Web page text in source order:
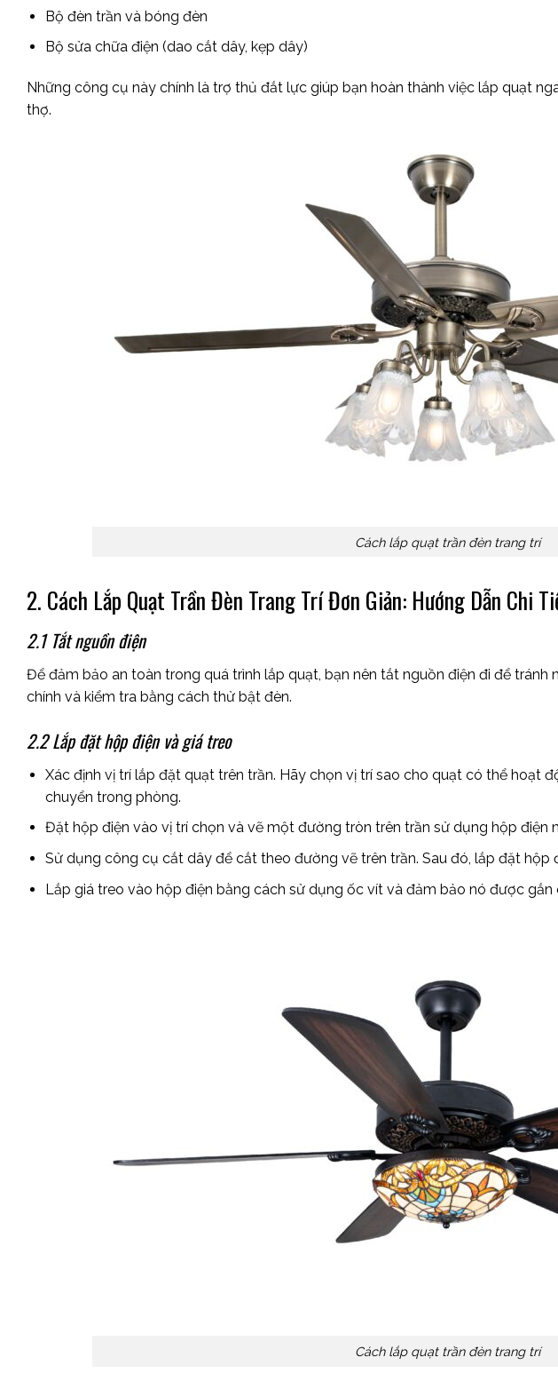
Bộ đèn trần và bóng đèn
Bộ sửa chữa điện (dao cắt dây, kẹp dây)
Những công cụ này chính là trợ thủ đắt lực giúp bạn hoàn thành việc lắp quạt
thợ.
Cách lắp quạt trần đèn trang trí
2. Cách Lắp Quạt Trần Đèn Trang Trí Đơn Giản: Hướng Dẫn Chi
2.1 Tắt nguồn điện
Để đảm bảo an toàn trong quá trình lắp quạt, bạn nên tắt nguồn điện đi để tránh
chính và kiểm tra bằng cách thử bật đèn.
2.2 Lắp đặt hộp điện và giá treo
Xác định vị trí lắp đặt quạt trên trần. Hãy chọn vị trí sao cho quạt có thể hoạt
chuyển trong phòng.
Đặt hộp điện vào vị trí chọn và vẽ một đường tròn trên trần sử dụng hộp điện
Sử dụng công cụ cắt dây để cắt theo đường vẽ trên trần. Sau đó, lắp đặt hộp
Lắp giá treo vào hộp điện bằng cách sử dụng ốc vít và đảm bảo nó được gắn
Cách lắp quạt trần đèn trang trí